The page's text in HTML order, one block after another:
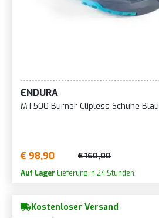
ENDURA
MT500 Burner Clipless Schuhe Blau
€ 98,90 € 160,00
Auf Lager Lieferung in 24 Stunden
Kostenloser Versand